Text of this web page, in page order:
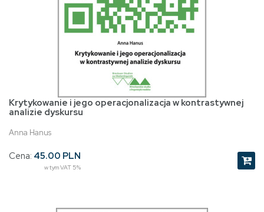
Krytykowanie i jego operacjonalizacja w kontrastywnej
analizie dyskursu
Anna Hanus
Cena: 45.00 PLN
w tym VAT 5%